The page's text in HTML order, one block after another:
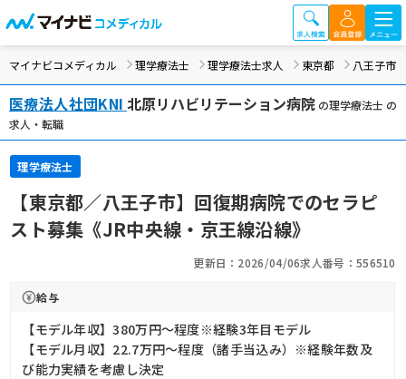
マイナビコメディカル 理学療法士 理学療法士求人 東京都 八王子市
医療法人社団KNI 北原リハビリテーション病院 の理学療法士 の
求人・転職
理学療法士
【東京都／八王子市】回復期病院でのセラピ
スト募集《JR中央線・京王線沿線》
更新日：2026/04/06求人番号：556510
給与
【モデル年収】380万円〜程度※経験3年目モデル
【モデル月収】22.7万円〜程度（諸手当込み）※経験年数及
び能力実績を考慮し決定